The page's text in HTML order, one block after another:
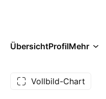
ÜbersichtProfilMehr
Vollbild-Chart